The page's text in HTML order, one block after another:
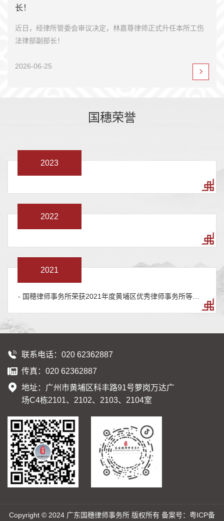
长！
近日，经律所管委会审议决定，林嘉尊律师正式升任本所工伤
法律部副部长！
2026-06-25
国穗荣誉
2023
2022
2021
- 国穂律师事务所荣获2021年度黄埔区优秀律师事务所等多
联系电话：020 62362887
传真：020 62362887
地址：广州市黄埔区科丰路91号萝岗万达广
场C4栋2101、2102、2103、2104室
Copyright © 2024 广东国穗律师事务所 版权所有 备案号： 粤ICP备